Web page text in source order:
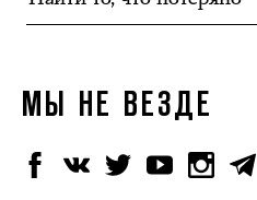
МЫ НЕ ВЕЗДЕ